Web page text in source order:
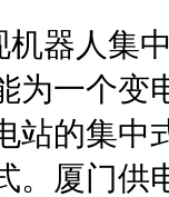
机器人集
为一个
站的集中
。厦门供